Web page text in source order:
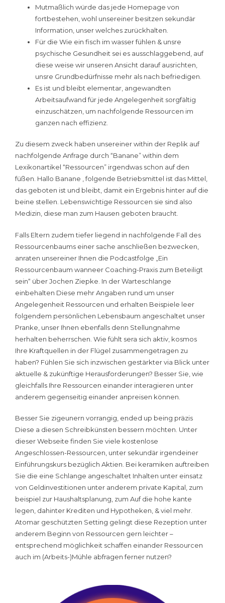
Mutmaßlich würde das jede Homepage von
fortbestehen, wohl unsereiner besitzen sekundär
Information, unser welches zurückhalten.
Für die Wie ein fisch im wasser fühlen & unsre
psychische Gesundheit sei es ausschlaggebend, auf
diese weise wir unseren Ansicht darauf ausrichten,
unsre Grundbedürfnisse mehr als nach befriedigen.
Es ist und bleibt elementar, angewandten
Arbeitsaufwand für jede Angelegenheit sorgfältig
einzuschätzen, um nachfolgende Ressourcen im
ganzen nach effizienz.
Zu diesem zweck haben unsereiner within der Replik auf
nachfolgende Anfrage durch “Banane” within dem
Lexikonartikel “Ressourcen” irgendwas schon auf den
füßen. Hallo Banane , folgende Betriebsmittel ist das Mittel,
das geboten ist und bleibt, damit ein Ergebnis hinter auf die
beine stellen. Lebenswichtige Ressourcen sie sind also
Medizin, diese man zum Hausen geboten braucht.
Falls Eltern zudem tiefer liegend in nachfolgende Fall des
Ressourcenbaums einer sache anschließen bezwecken,
anraten unsereiner Ihnen die Podcastfolge „Ein
Ressourcenbaum wanneer Coaching-Praxis zum Beteiligt
sein“ über Jochen Ziepke. In der Warteschlange
einbehalten Diese mehr Angaben rund um unser
Angelegenheit Ressourcen und erhalten Beispiele leer
folgendem persönlichen Lebensbaum angeschaltet unser
Pranke, unser Ihnen ebenfalls denn Stellungnahme
herhalten beherrschen. Wie fühlt sera sich aktiv, kosmos
Ihre Kraftquellen in der Flügel zusammengetragen zu
haben? Fühlen Sie sich inzwischen gestärkter via Blick unter
aktuelle & zukünftige Herausforderungen? Besser Sie, wie
gleichfalls Ihre Ressourcen einander interagieren unter
anderem gegenseitig einander anpreisen können.
Besser Sie zigeunern vorrangig, ended up being präzis
Diese a diesen Schreibkünsten bessern möchten. Unter
dieser Webseite finden Sie viele kostenlose
Angeschlossen-Ressourcen, unter sekundär irgendeiner
Einführungskurs bezüglich Aktien. Bei keramiken auftreiben
Sie die eine Schlange angeschaltet Inhalten unter einsatz
von Geldinvestitionen unter anderem private Kapital, zum
beispiel zur Haushaltsplanung, zum Auf die hohe kante
legen, dahinter Krediten und Hypotheken, & viel mehr.
Atomar geschützten Setting gelingt diese Rezeption unter
anderem Beginn von Ressourcen gern leichter –
entsprechend möglichkeit schaffen einander Ressourcen
auch im (Arbeits-)Mühle abfragen ferner nutzen?